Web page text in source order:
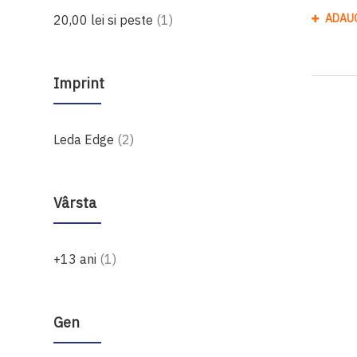
20,00 lei si peste 1produs
Imprint
Leda Edge 2produse
Vârsta
+13 ani 1produs
Gen